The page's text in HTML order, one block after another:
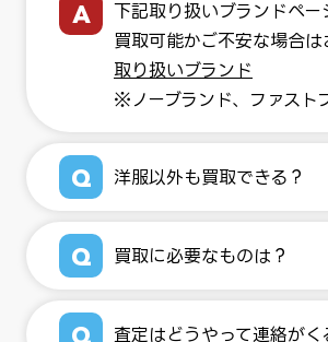
下記取り扱いブランドペ
買取可能かご不安な場合
取り扱いブランド
※ノーブランド、ファスト
洋服以外も買取できる？
買取に必要なものは？
査定はどうやって連絡がく